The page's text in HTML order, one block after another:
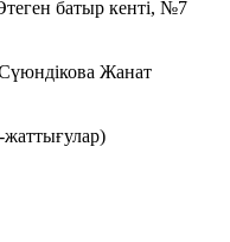
батыр кенті, №7
Жанат